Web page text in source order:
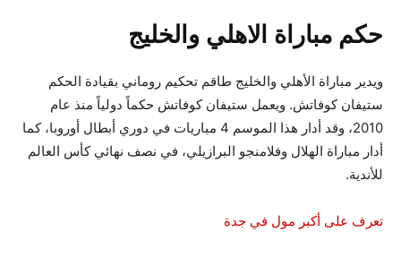
حكم مباراة الاهلي والخليج
ويدير مباراة الأهلي والخليج طاقم تحكيم روماني بقيادة الحكم
ستيفان كوفاتش. ويعمل ستيفان كوفاتش حكماً دولياً منذ عام
2010، وقد أدار هذا الموسم 4 مباريات في دوري أبطال أوروبا، كما
أدار مباراة الهلال وفلامنجو البرازيلي، في نصف نهائي كأس العالم
للأندية.
تعرف على أكبر مول في جدة